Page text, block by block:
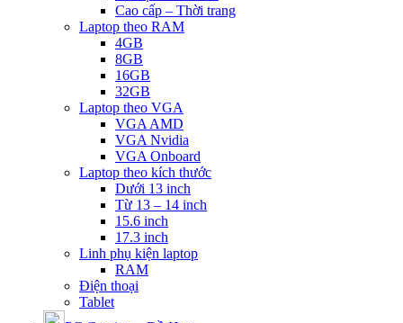
Cao cấp – Thời trang
Laptop theo RAM
4GB
8GB
16GB
32GB
Laptop theo VGA
VGA AMD
VGA Nvidia
VGA Onboard
Laptop theo kích thước
Dưới 13 inch
Từ 13 – 14 inch
15.6 inch
17.3 inch
Linh phụ kiện laptop
RAM
Điện thoại
Tablet